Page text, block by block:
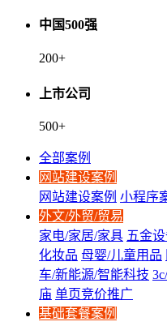
中国500强
200+
上市公司
500+
全部案例
网站建设案例
网站建设案例 小程序
外文/外贸/贸易
家电/家居/家具 五金
化妆品 母婴/儿童用品
车/新能源/智能科技
庙 单页竞价推广
基础套餐案例